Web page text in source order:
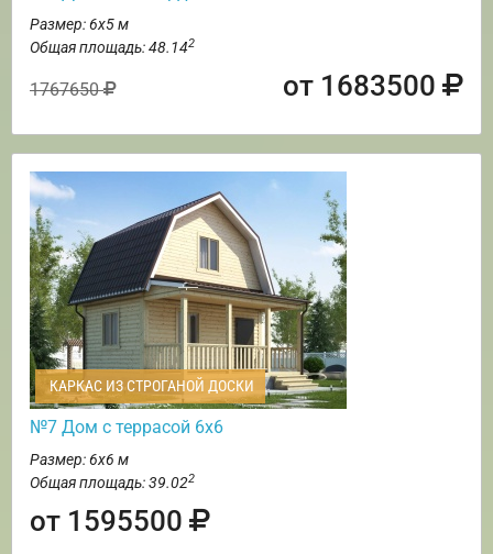
Размер: 6х5 м
Общая площадь: 48.142
1767650 от 1683500
КАРКАС ИЗ СТРОГАНОЙ ДОСКИ
№7 Дом с террасой 6х6
Размер: 6х6 м
Общая площадь: 39.022
от 1595500